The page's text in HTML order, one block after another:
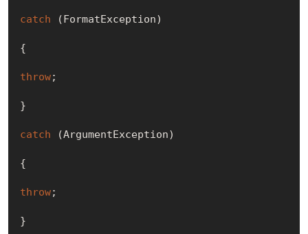
catch (FormatException)
{
throw;
}
catch (ArgumentException)
{
throw;
}